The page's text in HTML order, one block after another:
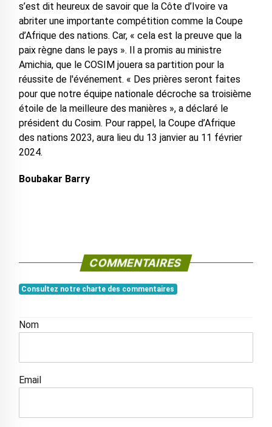
s’est dit heureux de savoir que la Côte d’Ivoire va
abriter une importante compétition comme la Coupe
d’Afrique des nations. Car, « cela est la preuve que la
paix règne dans le pays ». Il a promis au ministre
Amichia, que le COSIM jouera sa partition pour la
réussite de l'événement. « Des prières seront faites
pour que notre équipe nationale décroche sa troisième
étoile de la meilleure des manières », a déclaré le
président du Cosim. Pour rappel, la Coupe d’Afrique
des nations 2023, aura lieu du 13 janvier au 11 février
2024.
Boubakar Barry
COMMENTAIRES
Consultez notre charte des commentaires
Nom
Email